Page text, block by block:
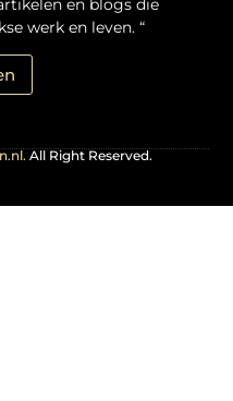
en blogs die
werk en leven. “
All Right Reserved.